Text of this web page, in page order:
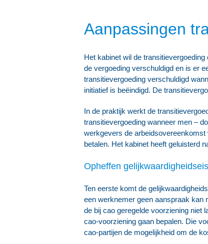
Aanpassingen
Het kabinet wil de
de vergoeding verschuldigd en is er
transitievergoeding verschuldigd
initiatief is beëindigd. De
In de praktijk werkt de
transitievergoeding wanneer men –
werkgevers de
betalen. Het kabinet heeft geluisterd
Opheffen
Ten eerste komt de
een werknemer geen aanspraak kan
de bij cao geregelde voorziening niet
cao-voorziening gaan bepalen. Die
cao-partijen de mogelijkheid om de